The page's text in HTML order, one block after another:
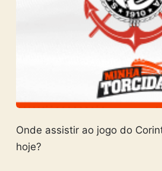
Onde assistir ao jogo do
hoje?